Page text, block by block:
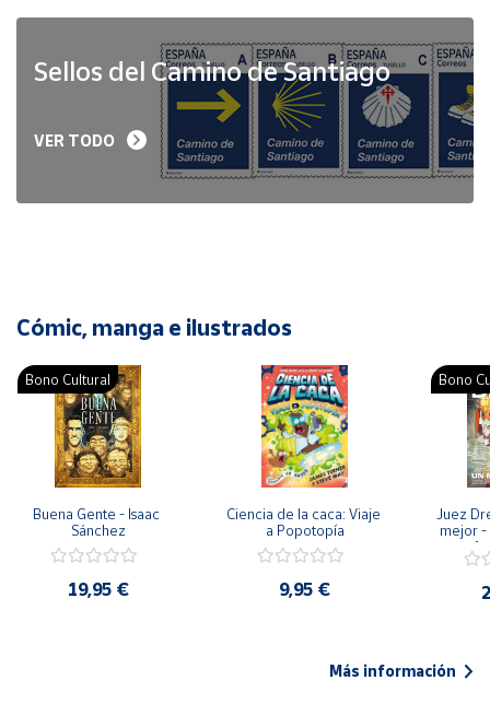
Sellos del Camino de Santiago
VER TODO
Cómic, manga e ilustrados
Bono Cultural
Buena Gente - Isaac
Sánchez
19,95 €
Ciencia de la caca: Viaje
a Popotopía
9,95 €
Bono
Juez
mejor -
Más información